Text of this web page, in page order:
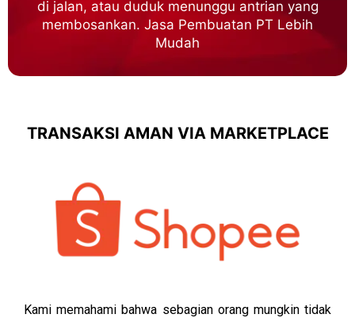
di jalan, atau duduk menunggu antrian yang
membosankan. Jasa Pembuatan PT Lebih
Mudah
TRANSAKSI AMAN VIA MARKETPLACE
Kami memahami bahwa sebagian orang mungkin tidak